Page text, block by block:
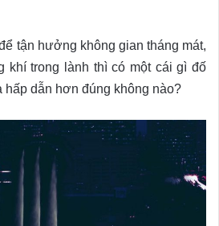
tận hưởng không gian tháng mát,
khí trong lành thì có một cái gì đố
hấp dẫn hơn đúng không nào?